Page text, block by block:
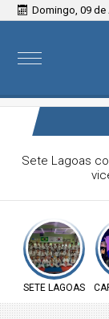
Domingo, 09
Victor &
SETE LAGOAS